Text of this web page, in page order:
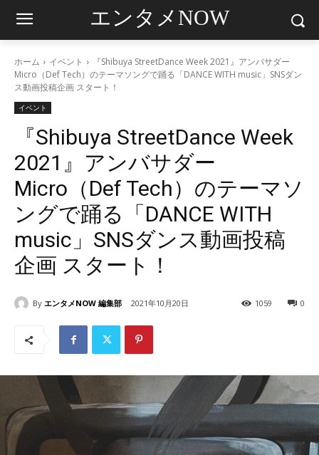
エンタメNOW
ホーム イベント
『Shibuya StreetDance Week 2021』アンバサダー
Micro（Def Tech）のテーマソングで踊る「DANCE WITH music」SNSダン
ス動画投稿企画 スタート！
イベント
『Shibuya StreetDance Week
2021』アンバサダー
Micro（Def Tech）のテーマソ
ングで踊る「DANCE WITH
music」SNSダンス動画投稿
企画 スタート！
By エンタメNOW 編集部 2021年10月20日 0
1059